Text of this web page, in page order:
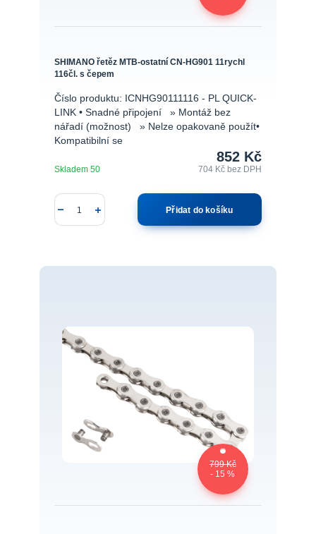
SHIMANO řetěz MTB-ostatní CN-HG901 11rychl
116čl. s čepem
Číslo produktu: ICNHG90111116 - PL QUICK-
LINK • Snadné připojení » Montáž bez
nářadí (možnost) » Nelze opakovaně použít•
Kompatibilní se
852 Kč
704 Kčbez DPH
Skladem 50
Přidat do košíku
799 Kč
- 15 %